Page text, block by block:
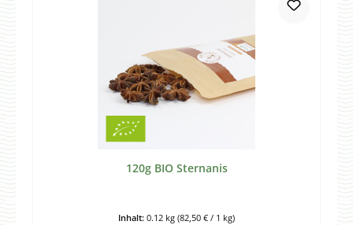
120g BIO Sternanis
Inhalt: 0.12 kg (82,50 € / 1 kg)